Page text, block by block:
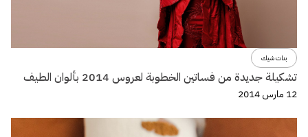
بنات شيك
تشكيلة جديدة من فساتين الخطوبة لعروس 2014 بألوان الطيف
12 مارس 2014